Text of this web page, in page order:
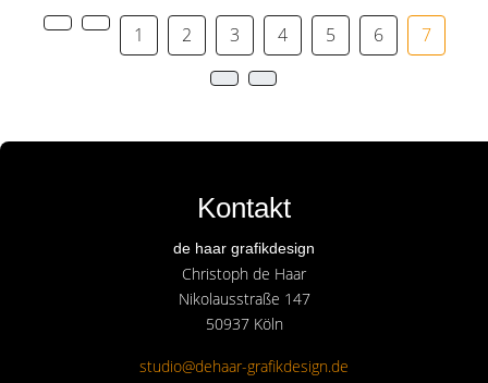
1 2 3 4 5 6 7
Kontakt
de haar grafikdesign
Christoph de Haar
Nikolausstraße 147
50937 Köln
studio@dehaar-grafikdesign.de